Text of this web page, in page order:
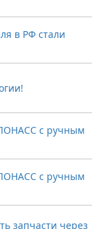
в РФ стали
с ручным
с ручным
запчасти через